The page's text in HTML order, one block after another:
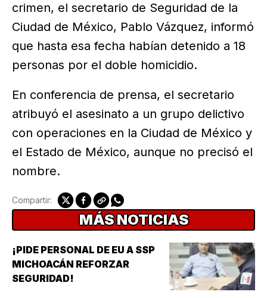
crimen, el secretario de Seguridad de la
Ciudad de México, Pablo Vázquez, informó
que hasta esa fecha habían detenido a 18
personas por el doble homicidio.
En conferencia de prensa, el secretario
atribuyó el asesinato a un grupo delictivo
con operaciones en la Ciudad de México y
el Estado de México, aunque no precisó el
nombre.
Compartir:
MÁS NOTICIAS
¡PIDE PERSONAL DE EU A SSP
MICHOACÁN REFORZAR
SEGURIDAD!